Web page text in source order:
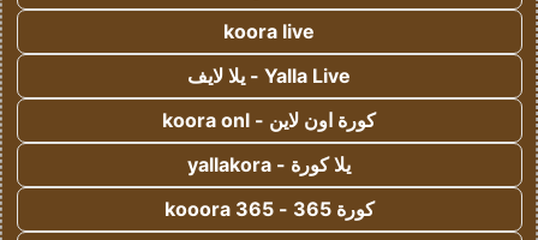
koora live
Yalla Live - يلا لايف
كورة اون لاين - koora onl
يلا كورة - yallakora
كورة 365 - kooora 365